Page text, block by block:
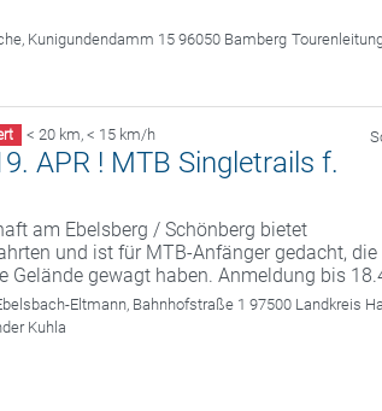
Kunigundendamm 15 96050 Bamberg
< 20 km, < 15 km/h
APR ! MTB Singletrails f.
am Ebelsberg / Schönberg bietet
und ist für MTB-Anfänger gedacht, die
Gelände gewagt haben. Anmeldung bis
Eltmann, Bahnhofstraße 1 97500 Landkreis
Kuhla